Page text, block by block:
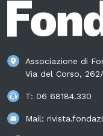
Associazione di
Via del Corso,
T: 06 68184.330
Mail: